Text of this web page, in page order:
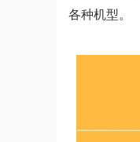
各种机型。